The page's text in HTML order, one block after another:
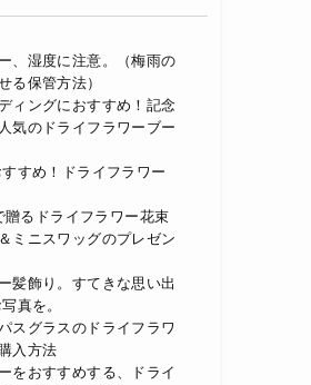
、湿度に注意。（梅雨の
る保管方法）
ィングにおすすめ！記念
気のドライフラワーブー
すめ！ドライフラワー
るドライフラワー花束
ミニスワッグのプレゼン
髪飾り。すてきな思い出
真を。
スグラスのドライフラワ
入方法
をおすすめする、ドライ